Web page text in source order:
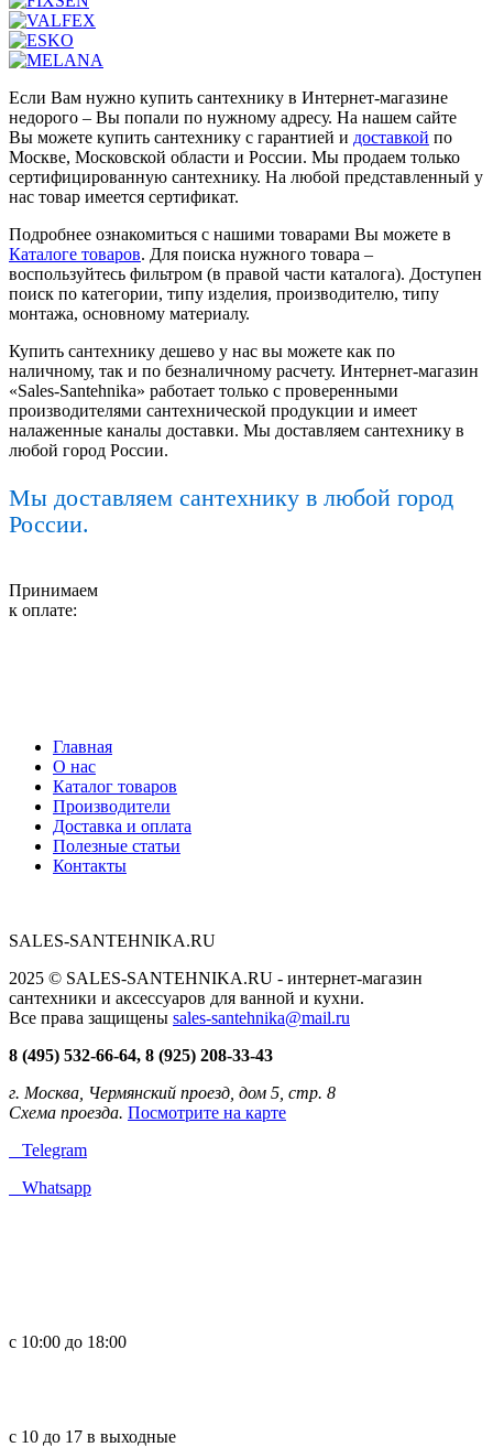
Если Вам нужно купить сантехнику в Интернет-магазине
недорого – Вы попали по нужному адресу. На нашем сайте
Вы можете купить сантехнику с гарантией и доставкой по
Москве, Московской области и России. Мы продаем только
сертифицированную сантехнику. На любой представленный у
нас товар имеется сертификат.
Подробнее ознакомиться с нашими товарами Вы можете в
Каталоге товаров. Для поиска нужного товара –
воспользуйтесь фильтром (в правой части каталога). Доступен
поиск по категории, типу изделия, производителю, типу
монтажа, основному материалу.
Купить сантехнику дешево у нас вы можете как по
наличному, так и по безналичному расчету. Интернет-магазин
«Sales-Santehnika» работает только с проверенными
производителями сантехнической продукции и имеет
налаженные каналы доставки. Мы доставляем сантехнику в
любой город России.
Мы доставляем сантехнику в любой город
России.
Принимаем
к оплате:
Главная
О нас
Каталог товаров
Производители
Доставка и оплата
Полезные статьи
Контакты
SALES-SANTEHNIKA.RU
2025 © SALES-SANTEHNIKA.RU - интернет-магазин
сантехники и аксессуаров для ванной и кухни.
Все права защищены sales-santehnika@mail.ru
8 (495) 532-66-64, 8 (925) 208-33-43
г. Москва, Чермянский проезд, дом 5, стр. 8
Схема проезда. Посмотрите на карте
Telegram
Whatsapp
с 10:00 до 18:00
с 10 до 17 в выходные